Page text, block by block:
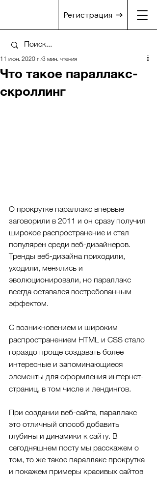
Регистрация
Что такое параллакс-
скроллинг
11 июн. 2020 г. 3 мин. чтения
О прокрутке параллакс впервые
заговорили в 2011 и он сразу получил
широкое распространение и стал
популярен среди веб-дизайнеров.
Тренды веб-дизайна приходили,
уходили, менялись и
эволюционировали, но параллакс
всегда оставался востребованным
эффектом.
С возникновением и широким
распространением HTML и CSS стало
гораздо проще создавать более
интересные и запоминающиеся
элементы для оформления интернет-
страниц, в том числе и лендингов.
При создании веб-сайта, параллакс
это отличный способ добавить
глубины и динамики к сайту. В
сегодняшнем посту мы расскажем о
том, то же такое параллакс прокрутка
и покажем примеры красивых сайтов